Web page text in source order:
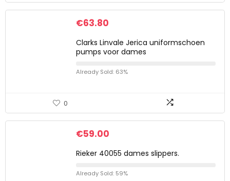
€63.80
Clarks Linvale Jerica uniformschoen
pumps voor dames
Already Sold: 63%
0
€59.00
Rieker 40055 dames slippers.
Already Sold: 59%